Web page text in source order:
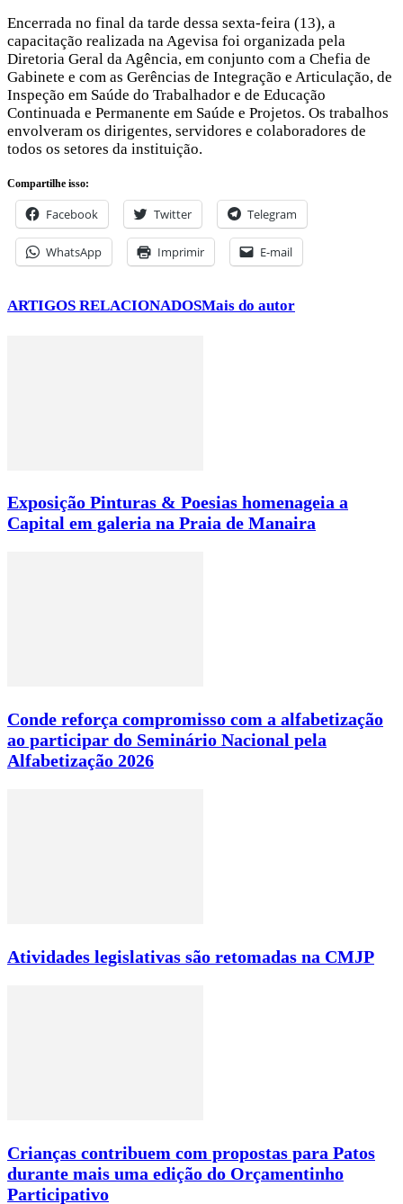
Encerrada no final da tarde dessa sexta-feira (13), a
capacitação realizada na Agevisa foi organizada pela
Diretoria Geral da Agência, em conjunto com a Chefia de
Gabinete e com as Gerências de Integração e Articulação, de
Inspeção em Saúde do Trabalhador e de Educação
Continuada e Permanente em Saúde e Projetos. Os trabalhos
envolveram os dirigentes, servidores e colaboradores de
todos os setores da instituição.
Compartilhe isso:
Facebook Twitter Telegram
WhatsApp Imprimir E-mail
ARTIGOS RELACIONADOSMais do autor
Exposição Pinturas & Poesias homenageia a
Capital em galeria na Praia de Manaira
Conde reforça compromisso com a alfabetização
ao participar do Seminário Nacional pela
Alfabetização 2026
Atividades legislativas são retomadas na CMJP
Crianças contribuem com propostas para Patos
durante mais uma edição do Orçamentinho
Participativo